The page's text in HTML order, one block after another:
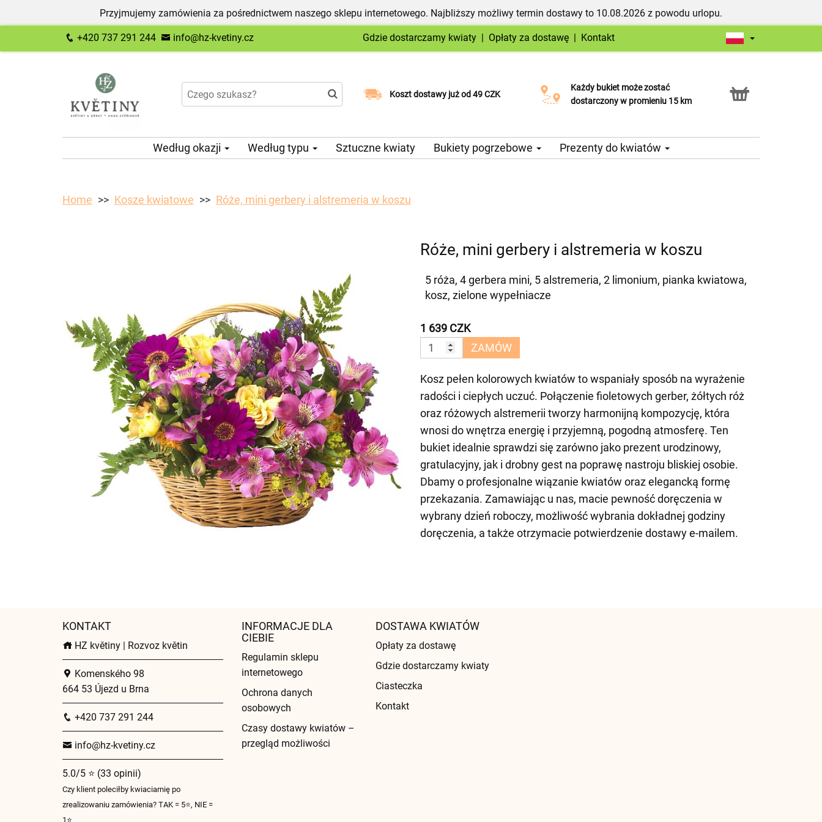
Przyjmujemy zamówienia za pośrednictwem naszego sklepu internetowego. Najbliższy możliwy termin dostawy to 10.08.2026 z powodu urlopu.
+420 737 291 244 info@hz-kvetiny.cz Gdzie dostarczamy kwiaty | Opłaty za dostawę | Kontakt
Koszt dostawy już od 49 CZK
Wybierz datę dostawy
Każdy bukiet może zostać
dostarczony w promieniu 15 km
Usługa Click & Collect
Według okazji Według typu Sztuczne kwiaty Bukiety pogrzebowe Prezenty do kwiatów
Home Kosze kwiatowe Róże, mini gerbery i alstremeria w koszu
Róże, mini gerbery i alstremeria w koszu
5 róża, 4 gerbera mini, 5 alstremeria, 2 limonium, pianka kwiatowa,
kosz, zielone wypełniacze
1 639 CZK
ZAMÓW
Kosz pełen kolorowych kwiatów to wspaniały sposób na wyrażenie
radości i ciepłych uczuć. Połączenie fioletowych gerber, żółtych róż
oraz różowych alstremerii tworzy harmonijną kompozycję, która
wnosi do wnętrza energię i przyjemną, pogodną atmosferę. Ten
bukiet idealnie sprawdzi się zarówno jako prezent urodzinowy,
gratulacyjny, jak i drobny gest na poprawę nastroju bliskiej osobie.
Dbamy o profesjonalne wiązanie kwiatów oraz elegancką formę
przekazania. Zamawiając u nas, macie pewność doręczenia w
wybrany dzień roboczy, możliwość wybrania dokładnej godziny
doręczenia, a także otrzymacie potwierdzenie dostawy e-mailem.
KONTAKT
HZ květiny | Rozvoz květin
Komenského 98
664 53 Újezd u Brna
+420 737 291 244
info@hz-kvetiny.cz
5.0/5 ⭐ (33 opinii)
Czy klient poleciłby kwiaciarnię po
zrealizowaniu zamówienia? TAK = 5⭐, NIE =
1⭐
INFORMACJE DLA
CIEBIE
Regulamin sklepu
internetowego
Ochrona danych
osobowych
Czasy dostawy kwiatów –
przegląd możliwości
DOSTAWA KWIATÓW
Opłaty za dostawę
Gdzie dostarczamy kwiaty
Ciasteczka
Kontakt